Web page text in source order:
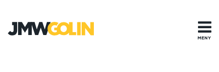
innehåll
MENY